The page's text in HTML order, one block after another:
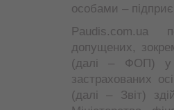
особами –
Paudis.com.ua
допущених,
(далі – ФОП) у
застрахованих
(далі – Звіт)